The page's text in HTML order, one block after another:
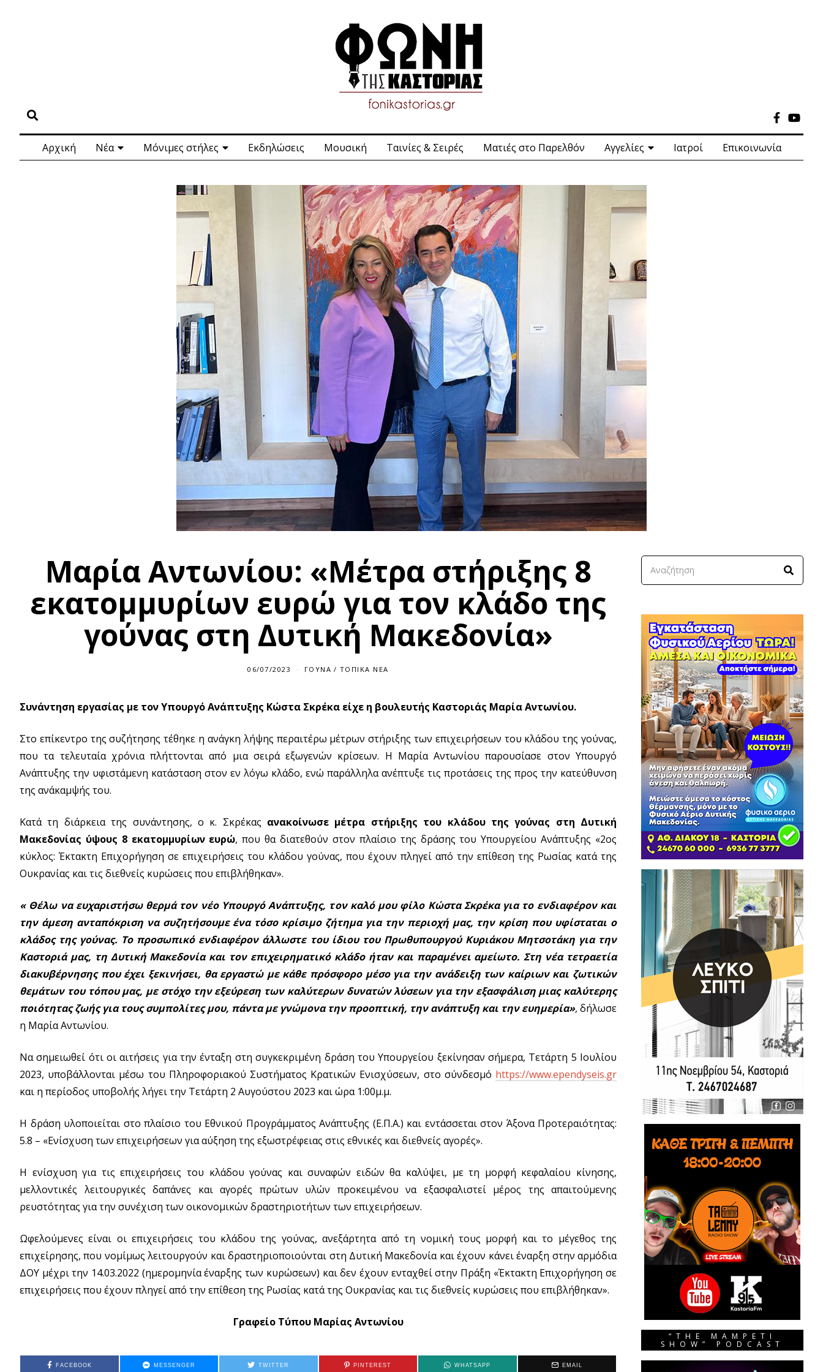
Αρχική Νέα Μόνιμες στήλες Εκδηλώσεις Μουσική Ταινίες & Σειρές Ματιές στο Παρελθόν Αγγελίες Ιατροί Επικοινωνία
Μαρία Αντωνίου: «Μέτρα στήριξης 8
εκατομμυρίων ευρώ για τον κλάδο της
γούνας στη Δυτική Μακεδονία»
06/07/2023 ΓΟΎΝΑ / ΤΟΠΙΚΆ ΝΈΑ
Συνάντηση εργασίας με τον Υπουργό Ανάπτυξης Κώστα Σκρέκα είχε η βουλευτής Καστοριάς Μαρία Αντωνίου.
Στο επίκεντρο της συζήτησης τέθηκε η ανάγκη λήψης περαιτέρω μέτρων στήριξης των επιχειρήσεων του κλάδου της γούνας,
που τα τελευταία χρόνια πλήττονται από μια σειρά εξωγενών κρίσεων. Η Μαρία Αντωνίου παρουσίασε στον Υπουργό
Ανάπτυξης την υφιστάμενη κατάσταση στον εν λόγω κλάδο, ενώ παράλληλα ανέπτυξε τις προτάσεις της προς την κατεύθυνση
της ανάκαμψής του.
Κατά τη διάρκεια της συνάντησης, ο κ. Σκρέκας ανακοίνωσε μέτρα στήριξης του κλάδου της γούνας στη Δυτική
Μακεδονίας ύψους 8 εκατομμυρίων ευρώ, που θα διατεθούν στον πλαίσιο της δράσης του Υπουργείου Ανάπτυξης «2ος
κύκλος: Έκτακτη Επιχορήγηση σε επιχειρήσεις του κλάδου γούνας, που έχουν πληγεί από την επίθεση της Ρωσίας κατά της
Ουκρανίας και τις διεθνείς κυρώσεις που επιβλήθηκαν».
« Θέλω να ευχαριστήσω θερμά τον νέο Υπουργό Ανάπτυξης, τον καλό μου φίλο Κώστα Σκρέκα για το ενδιαφέρον και
την άμεση ανταπόκριση να συζητήσουμε ένα τόσο κρίσιμο ζήτημα για την περιοχή μας, την κρίση που υφίσταται ο
κλάδος της γούνας. Το προσωπικό ενδιαφέρον άλλωστε του ίδιου του Πρωθυπουργού Κυριάκου Μητσοτάκη για την
Καστοριά μας, τη Δυτική Μακεδονία και τον επιχειρηματικό κλάδο ήταν και παραμένει αμείωτο. Στη νέα τετραετία
διακυβέρνησης που έχει ξεκινήσει, θα εργαστώ με κάθε πρόσφορο μέσο για την ανάδειξη των καίριων και ζωτικών
θεμάτων του τόπου μας, με στόχο την εξεύρεση των καλύτερων δυνατών λύσεων για την εξασφάλιση μιας καλύτερης
ποιότητας ζωής για τους συμπολίτες μου, πάντα με γνώμονα την προοπτική, την ανάπτυξη και την ευημερία», δήλωσε
η Μαρία Αντωνίου.
Να σημειωθεί ότι οι αιτήσεις για την ένταξη στη συγκεκριμένη δράση του Υπουργείου ξεκίνησαν σήμερα, Τετάρτη 5 Ιουλίου
2023, υποβάλλονται μέσω του Πληροφοριακού Συστήματος Κρατικών Ενισχύσεων, στο σύνδεσμό https://www.ependyseis.gr
και η περίοδος υποβολής λήγει την Τετάρτη 2 Αυγούστου 2023 και ώρα 1:00μ.μ.
Η δράση υλοποιείται στο πλαίσιο του Εθνικού Προγράμματος Ανάπτυξης (Ε.Π.Α.) και εντάσσεται στον Άξονα Προτεραιότητας:
5.8 – «Ενίσχυση των επιχειρήσεων για αύξηση της εξωστρέφειας στις εθνικές και διεθνείς αγορές».
Η ενίσχυση για τις επιχειρήσεις του κλάδου γούνας και συναφών ειδών θα καλύψει, με τη μορφή κεφαλαίου κίνησης,
μελλοντικές λειτουργικές δαπάνες και αγορές πρώτων υλών προκειμένου να εξασφαλιστεί μέρος της απαιτούμενης
ρευστότητας για την συνέχιση των οικονομικών δραστηριοτήτων των επιχειρήσεων.
Ωφελούμενες είναι οι επιχειρήσεις του κλάδου της γούνας, ανεξάρτητα από τη νομική τους μορφή και το μέγεθος της
επιχείρησης, που νομίμως λειτουργούν και δραστηριοποιούνται στη Δυτική Μακεδονία και έχουν κάνει έναρξη στην αρμόδια
ΔΟΥ μέχρι την 14.03.2022 (ημερομηνία έναρξης των κυρώσεων) και δεν έχουν ενταχθεί στην Πράξη «Έκτακτη Επιχορήγηση σε
επιχειρήσεις που έχουν πληγεί από την επίθεση της Ρωσίας κατά της Ουκρανίας και τις διεθνείς κυρώσεις που επιβλήθηκαν».
Γραφείο Τύπου Μαρίας Αντωνίου
FACEBOOK MESSENGER TWITTER PINTEREST WHATSAPP EMAIL
“THE MAMPETI
SHOW” PODCAST